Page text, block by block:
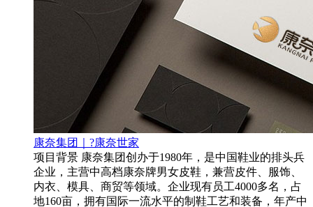
康奈集团｜?康奈世家
项目背景 康奈集团创办于1980年，是中国鞋业的排头兵
企业，主营中高档康奈牌男女皮鞋，兼营皮件、服饰、
内衣、模具、商贸等领域。企业现有员工4000多名，占
地160亩，拥有国际一流水平的制鞋工艺和装备，年产中